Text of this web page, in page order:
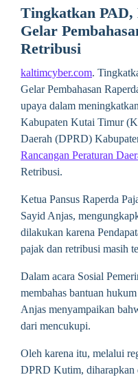
Tingkatkan
Gelar
Retribusi
kaltimcyber.com.
Gelar Pembahasan
upaya dalam
Kabupaten Kutai Timur
Daerah (DPRD)
Rancangan Peraturan
Retribusi.
Ketua Pansus Raperda
Sayid Anjas,
dilakukan karena
pajak dan retribusi masih
Dalam acara Sosial
membahas bantuan
Anjas menyampaikan
dari mencukupi.
Oleh karena itu, melalui
DPRD Kutim, diharapkan